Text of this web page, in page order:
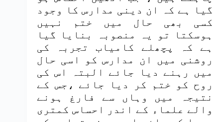
گیا ہے کہ ان دینی مدارس کا وجود
کسی بھی حال میں ختم نہیں
ہوسکتا تو یہ منصوبہ بنایا گیا
ہے کہ پچھلے کامیاب تجربہ کی
روشنی میں ان مدارس کو اسی حال
میں رہنے دیا جائے البتہ اس کی
روح کو ختم کر دیا جائے ،جس کے
نتیجہ میں وہاں سے فارغ ہونے
والے علماء کے اندر احساس کمتری